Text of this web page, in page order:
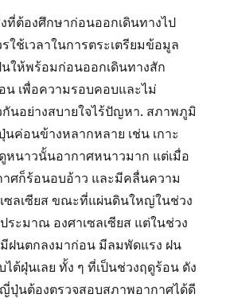
ที่ต้องศึกษาก่อนออกเดินทางไป
ใช้เวลาในการตระเตรียมข้อมูล
ให้พร้อมก่อนออกเดินทางสัก
เพื่อความรอบคอบและไม่
กันอย่างสบายใจไร้ปัญหา. สภาพภูมิ
ค่อนข้างหลากหลาย เช่น เกาะ
หนาวนั้นอากาศหนาวมาก แต่เมื่อ
าศก็ร้อนอบอ้าว และมีคลื่นความ
ซลเซียส ขณะที่แผ่นดินใหญ่ในช่วง
ะมาณ องศาเซลเซียส แต่ในช่วง
ฝนตกลงมาก่อน มีลมพัดแรง ฝน
ต้ฝุ่นเลย ทั้ง ๆ ที่เป็นช่วงฤดูร้อน ดัง
ปุ่นต้องตรวจสอบสภาพอากาศได้ดี